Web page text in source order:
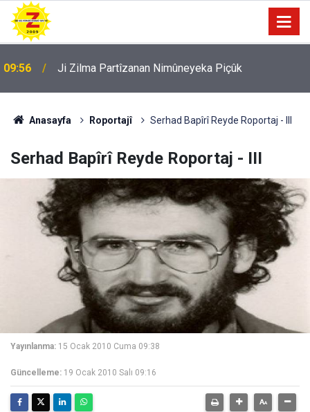
09:56 Ji Zilma Partîzanan Nimûneyeka Piçûk
Anasayfa Roportajî Serhad Bapîrî Reyde Roportaj - III
Serhad Bapîrî Reyde Roportaj - III
Yayınlanma: 15 Ocak 2010 Cuma 09:38
Güncelleme: 19 Ocak 2010 Salı 09:16